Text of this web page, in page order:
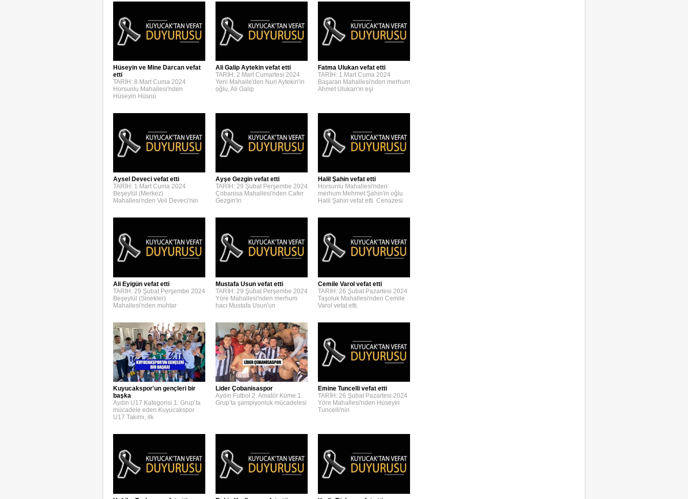
Hüseyin ve Mine Darcan vefat
etti
TARİH: 8 Mart Cuma 2024
Horsunlu Mahallesi'nden
Hüseyin Hüsnü
Ali Galip Aytekin vefat etti
TARİH: 2 Mart Cumartesi 2024
Yeni Mahalle'den Nuri Aytekin'in
oğlu, Ali Galip
Fatma Ulukan vefat etti
TARİH: 1 Mart Cuma 2024
Başaran Mahallesi'nden merhum
Ahmet Ulukan'ın eşi
Aysel Deveci vefat etti
TARİH: 1 Mart Cuma 2024
Beşeylül (Merkez)
Mahallesi'nden Veli Deveci'nin
Ayşe Gezgin vefat etti
TARİH: 29 Şubat Perşembe 2024
Çobanisa Mahallesi'nden Cafer
Gezgin'in
Halil Şahin vefat etti
Horsunlu Mahallesi'nden
merhum Mehmet Şahin'in oğlu
Halil Şahin vefat etti. Cenazesi
Ali Eyigün vefat etti
TARİH: 29 Şubat Perşembe 2024
Beşeylül (Sinekler)
Mahallesi'nden muhtar
Mustafa Usun vefat etti
TARİH: 29 Şubat Perşembe 2024
Yöre Mahallesi'nden merhum
hacı Mustafa Usun'un
Cemile Varol vefat etti
TARİH: 26 Şubat Pazartesi 2024
Taşoluk Mahallesi'nden Cemile
Varol vefat etti.
Kuyucakspor'un gençleri bir
başka
Aydın U17 Kategorisi 1. Grup’ta
mücadele eden Kuyucakspor
U17 Takımı, ilk
Lider Çobanisaspor
Aydın Futbol 2. Amatör Küme 1.
Grup’ta şampiyonluk mücadelesi
Emine Tuncelli vefat etti
TARİH: 26 Şubat Pazartesi 2024
Yöre Mahallesi'nden Hüseyin
Tuncelli'nin